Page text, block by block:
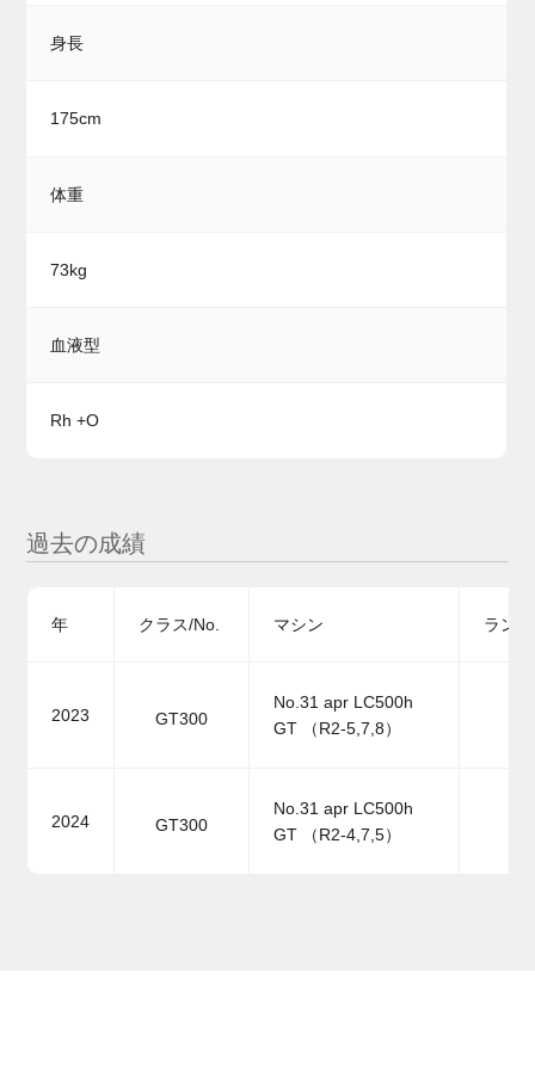
身長
175cm
体重
73kg
血液型
Rh +O
過去の成績
年 クラス/No. マシン ラン
2023 GT300
No.31 apr LC500h
GT （R2-5,7,8）
2024 GT300
No.31 apr LC500h
GT （R2-4,7,5）